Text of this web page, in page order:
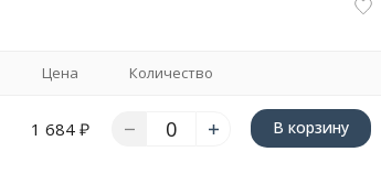
Цена Количество
1 684 ₽ В корзину